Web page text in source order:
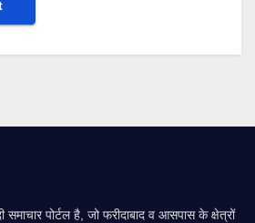
पोर्टल है, जो फरीदाबाद व आसपास के क्षेत्रों